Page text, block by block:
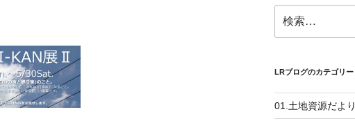
索:
LRブログのカテゴリー
01.土地資源だより